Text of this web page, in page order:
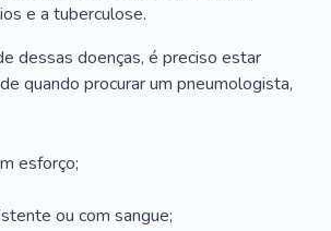
e a tuberculose.
dessas doenças, é preciso estar
quando procurar um pneumologista,
esforço;
ou com sangue;